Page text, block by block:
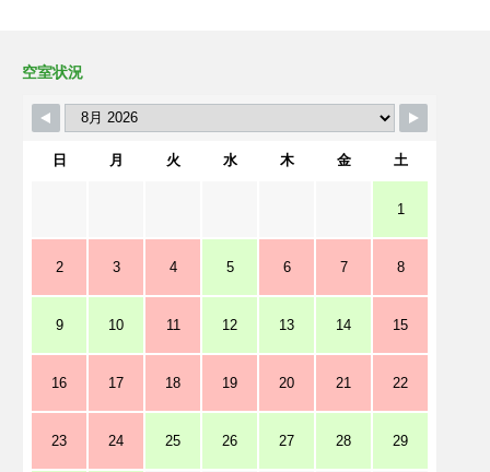
空室状況
日 月 火 水 木 金 土
1
2 3 4 5 6 7 8
9 10 11 12 13 14 15
16 17 18 19 20 21 22
23 24 25 26 27 28 29